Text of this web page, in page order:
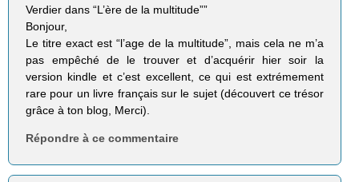
Ver­dier dans “L’ère de la mul­ti­tude””
Bonjour,
Le titre exact est “l’age de la multitude”, mais cela ne m’a
pas empêché de le trouver et d’acquérir hier soir la
version kindle et c’est excellent, ce qui est extrémement
rare pour un livre français sur le sujet (découvert ce trésor
grâce à ton blog, Merci).
Répondre à ce commentaire